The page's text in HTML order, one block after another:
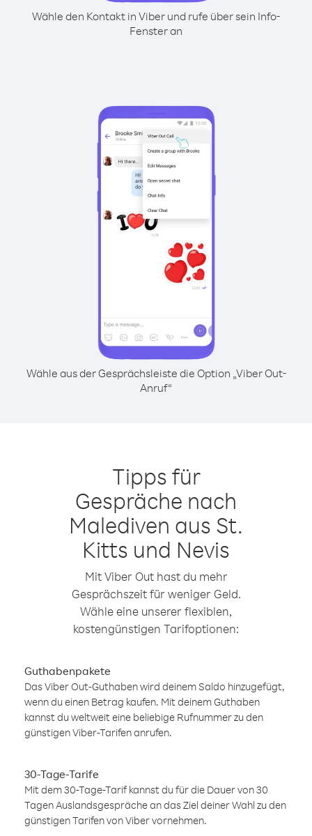
Wähle den Kontakt in Viber und rufe über sein Info-
Fenster an
Wähle aus der Gesprächsleiste die Option „Viber Out-
Anruf“
Tipps für
Gespräche nach
Malediven aus St.
Kitts und Nevis
Mit Viber Out hast du mehr
Gesprächszeit für weniger Geld.
Wähle eine unserer flexiblen,
kostengünstigen Tarifoptionen:
Guthabenpakete
Das Viber Out-Guthaben wird deinem Saldo hinzugefügt,
wenn du einen Betrag kaufen. Mit deinem Guthaben
kannst du weltweit eine beliebige Rufnummer zu den
günstigen Viber-Tarifen anrufen.
30-Tage-Tarife
Mit dem 30-Tage-Tarif kannst du für die Dauer von 30
Tagen Auslandsgespräche an das Ziel deiner Wahl zu den
günstigen Tarifen von Viber vornehmen.